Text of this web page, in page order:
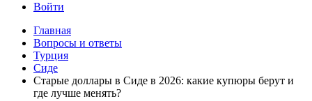
Войти
Главная
Вопросы и ответы
Турция
Сиде
Старые доллары в Сиде в 2026: какие купюры берут и
где лучше менять?